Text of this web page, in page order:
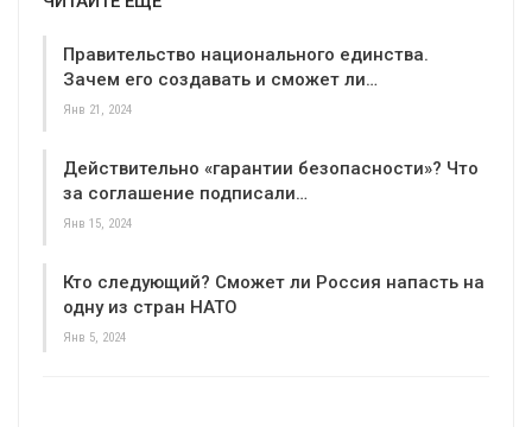
Правительство национального единства.
Зачем его создавать и сможет ли…
Янв 21, 2024
Действительно «гарантии безопасности»? Что
за соглашение подписали…
Янв 15, 2024
Кто следующий? Сможет ли Россия напасть на
одну из стран НАТО
Янв 5, 2024